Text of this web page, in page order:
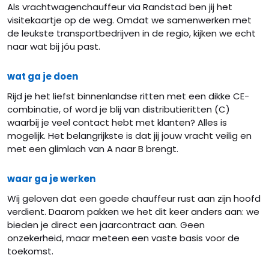
Als vrachtwagenchauffeur via Randstad ben jij het
visitekaartje op de weg. Omdat we samenwerken met
de leukste transportbedrijven in de regio, kijken we echt
naar wat bij jóu past.
wat ga je doen
Rijd je het liefst binnenlandse ritten met een dikke CE-
combinatie, of word je blij van distributieritten (C)
waarbij je veel contact hebt met klanten? Alles is
mogelijk. Het belangrijkste is dat jij jouw vracht veilig en
met een glimlach van A naar B brengt.
waar ga je werken
Wij geloven dat een goede chauffeur rust aan zijn hoofd
verdient. Daarom pakken we het dit keer anders aan: we
bieden je direct een jaarcontract aan. Geen
onzekerheid, maar meteen een vaste basis voor de
toekomst.